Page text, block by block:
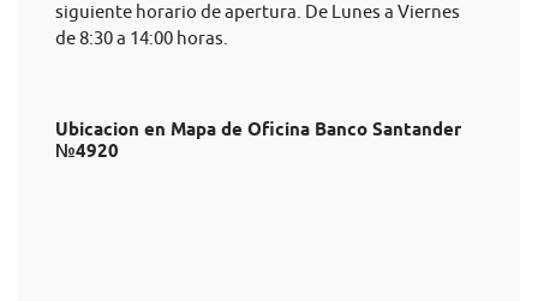
siguiente horario de apertura. De Lunes a Viernes
de 8:30 a 14:00 horas.
Ubicacion en Mapa de Oficina Banco Santander
№4920